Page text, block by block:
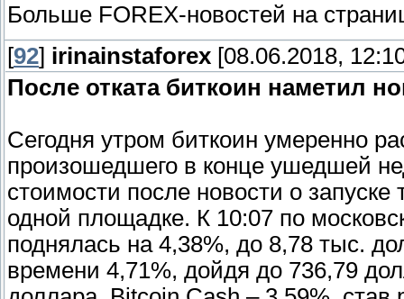
Больше FOREX-новостей на
[92] irinainstaforex [08.06.2018,
После отката биткоин наметил
Сегодня утром биткоин умеренно
произошедшего в конце ушедшей
стоимости после новости о
одной площадке. К 10:07 по
поднялась на 4,38%, до 8,78 тыс.
времени 4,71%, дойдя до 736,79